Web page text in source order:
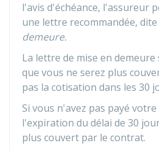
l'avis d'échéance, l'assureur
une lettre recommandée, dite
demeure.
La lettre de mise en
que vous ne serez plus
pas la cotisation dans les 30
Si vous n'avez pas payé
l'expiration du délai de 30
plus couvert par le contrat.